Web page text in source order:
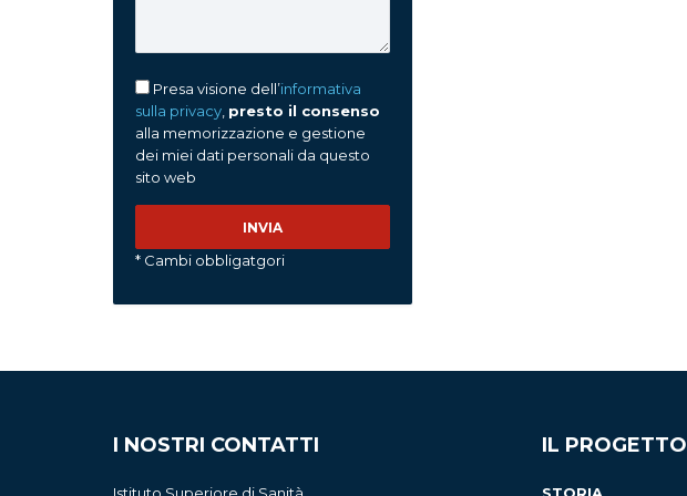
Presa visione dell’informativa
sulla privacy presto il consenso
alla memorizzazione e gestione
dei miei dati personali da questo
sito web
* Cambi obbligatgori
I NOSTRI CONTATTI
Istituto Superiore di Sanità
IL PROGETTO
STORIA